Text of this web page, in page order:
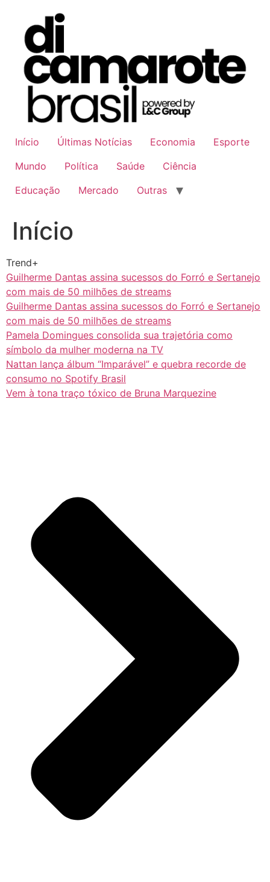
conteúdo
Início Últimas Notícias Economia
Esporte
Mundo
Política Saúde
Ciência
Educação
Mercado Outras
Início
Trend+
Guilherme Dantas assina sucessos do Forró e Sertanejo
com mais de 50 milhões de streams
Guilherme Dantas assina sucessos do Forró e Sertanejo
com mais de 50 milhões de streams
Pamela Domingues consolida sua trajetória como
símbolo da mulher moderna na TV
Nattan lança álbum “Imparável” e quebra recorde de
consumo no Spotify Brasil
Vem à tona traço tóxico de Bruna Marquezine